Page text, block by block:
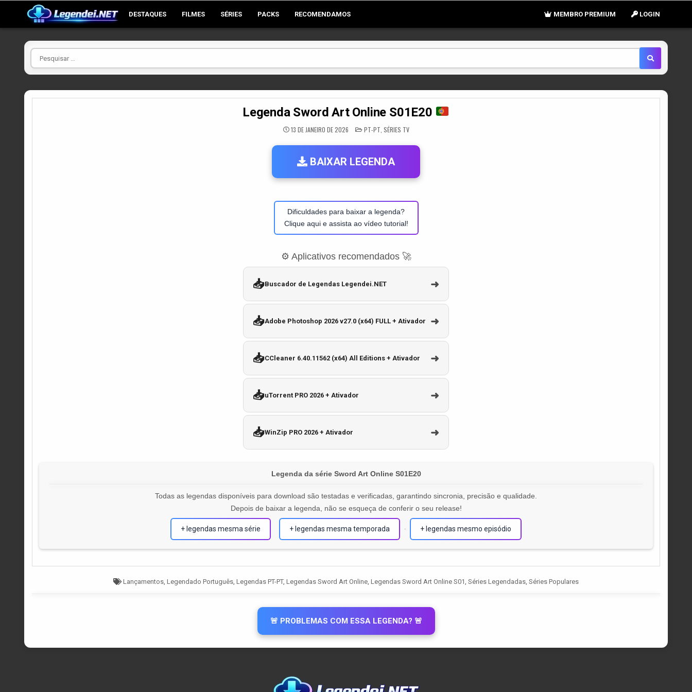
DESTAQUES FILMES SÉRIES PACKS RECOMENDAMOS LOGIN
MEMBRO PREMIUM
Pesquisar
por
Legenda Sword Art Online S01E20
13 DE JANEIRO DE 2026 POSTED
IN
PT-PT SÉRIES TV
BAIXAR LEGENDA
Dificuldades para baixar a legenda?
Clique aqui e assista ao vídeo tutorial!
⚙️ Aplicativos recomendados 🚀
📥Buscador de Legendas Legendei.NET ➜
📥Adobe Photoshop 2026 v27.0 (x64) FULL + Ativador ➜
📥CCleaner 6.40.11562 (x64) All Editions + Ativador ➜
📥uTorrent PRO 2026 + Ativador ➜
📥WinZip PRO 2026 + Ativador ➜
Legenda da série Sword Art Online S01E20
Todas as legendas disponíveis para download são testadas e verificadas, garantindo sincronia, precisão e qualidade.
Depois de baixar a legenda, não se esqueça de conferir o seu release!
+ legendas mesma série + legendas mesma temporada · + legendas mesmo episódio
Tagged
Lançamentos, Legendado Português, Legendas PT-PT, Legendas Sword Art Online, Legendas Sword Art Online S01, Séries Legendadas, Séries Populares
🚨 PROBLEMAS COM ESSA LEGENDA? 🚨